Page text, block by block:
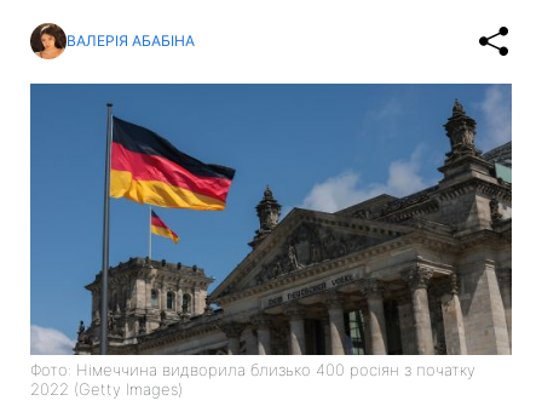
ВАЛЕРІЯ АБАБІНА
Фото: Німеччина видворила близько 400 росіян з початку
2022 (Getty Images)